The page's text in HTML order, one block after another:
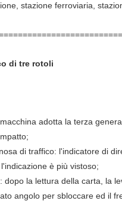
stazione ferroviaria,
di tre rotoli
adotta la terza
di traffico: l'indicatore di
è più vistoso;
la lettura della carta, la
angolo per sbloccare ed il